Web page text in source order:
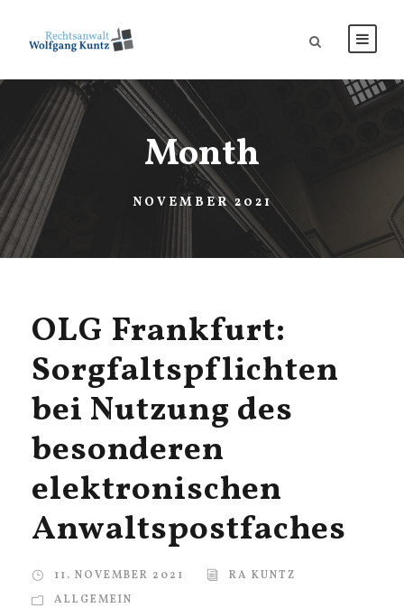
Month
NOVEMBER 2021
OLG Frankfurt:
Sorgfaltspflichten
bei Nutzung des
besonderen
elektronischen
Anwaltspostfaches
11. NOVEMBER 2021
RA KUNTZ
ALLGEMEIN